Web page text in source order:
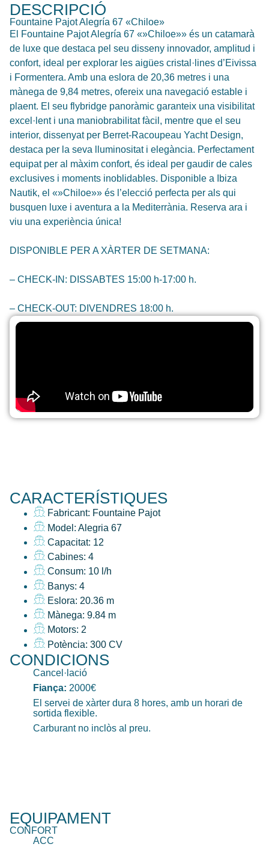
DESCRIPCIÓ
Fountaine Pajot Alegría 67 «Chiloe»
El Fountaine Pajot Alegría 67 «»Chiloe»» és un catamarà
de luxe que destaca pel seu disseny innovador, amplitud i
confort, ideal per explorar les aigües cristal·lines d’Eivissa
i Formentera. Amb una eslora de 20,36 metres i una
mànega de 9,84 metres, ofereix una navegació estable i
plaent. El seu flybridge panoràmic garanteix una visibilitat
excel·lent i una maniobrabilitat fàcil, mentre que el seu
interior, dissenyat per Berret-Racoupeau Yacht Design,
destaca per la seva lluminositat i elegància. Perfectament
equipat per al màxim confort, és ideal per gaudir de cales
exclusives i moments inoblidables. Disponible a Ibiza
Nautik, el «»Chiloe»» és l’elecció perfecta per als qui
busquen luxe i aventura a la Mediterrània. Reserva ara i
viu una experiència única!
DISPONIBLE PER A XÀRTER DE SETMANA:
– CHECK-IN: DISSABTES 15:00 h-17:00 h.
– CHECK-OUT: DIVENDRES 18:00 h.
CARACTERÍSTIQUES
Fabricant: Fountaine Pajot
Model: Alegria 67
Capacitat: 12
Cabines: 4
Consum: 10 l/h
Banys: 4
Eslora: 20.36 m
Mànega: 9.84 m
Motors: 2
Potència: 300 CV
CONDICIONS
Cancel·lació
Fiança: 2000€
El servei de xàrter dura 8 hores, amb un horari de
sortida flexible.
Carburant no inclòs al preu.
EQUIPAMENT
CONFORT
ACC